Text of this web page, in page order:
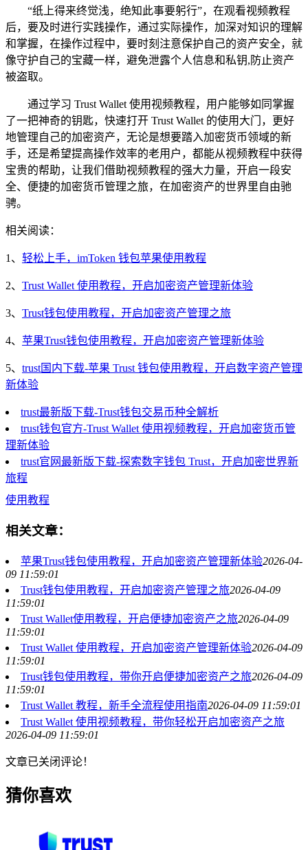
“纸上得来终觉浅，绝知此事要躬行”，在观看视频教程
后，要及时进行实践操作，通过实际操作，加深对知识的理解
和掌握，在操作过程中，要时刻注意保护自己的资产安全，就
像守护自己的宝藏一样，避免泄露个人信息和私钥,防止资产
被盗取。
通过学习 Trust Wallet 使用视频教程，用户能够如同掌握
了一把神奇的钥匙，快速打开 Trust Wallet 的使用大门，更好
地管理自己的加密资产，无论是想要踏入加密货币领域的新
手，还是希望提高操作效率的老用户，都能从视频教程中获得
宝贵的帮助，让我们借助视频教程的强大力量，开启一段安
全、便捷的加密货币管理之旅，在加密资产的世界里自由驰
骋。
相关阅读：
1、 轻松上手，imToken 钱包苹果使用教程
2、 Trust Wallet 使用教程，开启加密资产管理新体验
3、 Trust钱包使用教程，开启加密资产管理之旅
4、 苹果Trust钱包使用教程，开启加密资产管理新体验
5、 trust国内下载-苹果 Trust 钱包使用教程，开启数字资产管理
新体验
trust最新版下载-Trust钱包交易币种全解析
trust钱包官方-Trust Wallet 使用视频教程，开启加密货币管
理新体验
trust官网最新版下载-探索数字钱包 Trust，开启加密世界新
旅程
使用教程
相关文章：
苹果Trust钱包使用教程，开启加密资产管理新体验2026-04-
09 11:59:01
Trust钱包使用教程，开启加密资产管理之旅2026-04-09
11:59:01
Trust Wallet使用教程，开启便捷加密资产之旅2026-04-09
11:59:01
Trust Wallet 使用教程，开启加密资产管理新体验2026-04-09
11:59:01
Trust钱包使用教程，带你开启便捷加密资产之旅2026-04-09
11:59:01
Trust Wallet 教程，新手全流程使用指南2026-04-09 11:59:01
Trust Wallet 使用视频教程，带你轻松开启加密资产之旅
2026-04-09 11:59:01
文章已关闭评论！
猜你喜欢